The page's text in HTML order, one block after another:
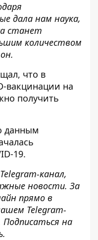
дала нам наука,
станет
количеством
что в
вакцинации на
получить
данным
19.
Telegram-канал,
новости. За
прямо в
Telegram-
Подписаться на
.